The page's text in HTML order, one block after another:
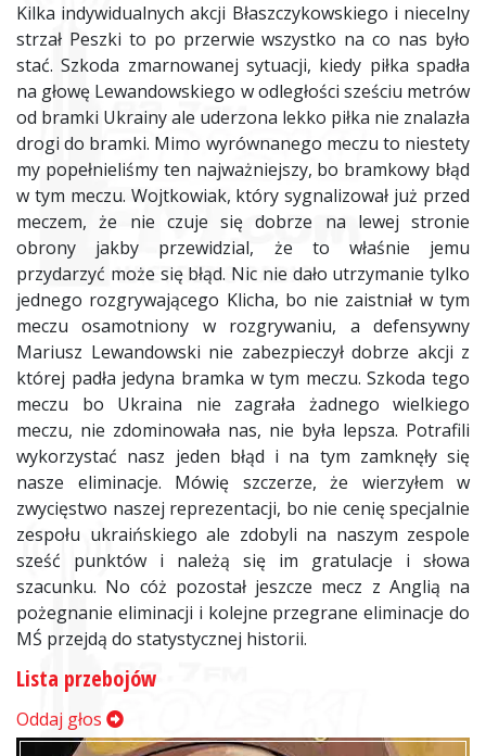
Kilka indywidualnych akcji Błaszczykowskiego i niecelny
strzał Peszki to po przerwie wszystko na co nas było
stać. Szkoda zmarnowanej sytuacji, kiedy piłka spadła
na głowę Lewandowskiego w odległości sześciu metrów
od bramki Ukrainy ale uderzona lekko piłka nie znalazła
drogi do bramki. Mimo wyrównanego meczu to niestety
my popełnieliśmy ten najważniejszy, bo bramkowy błąd
w tym meczu. Wojtkowiak, który sygnalizował już przed
meczem, że nie czuje się dobrze na lewej stronie
obrony jakby przewidzial, że to właśnie jemu
przydarzyć może się błąd. Nic nie dało utrzymanie tylko
jednego rozgrywającego Klicha, bo nie zaistniał w tym
meczu osamotniony w rozgrywaniu, a defensywny
Mariusz Lewandowski nie zabezpieczył dobrze akcji z
której padła jedyna bramka w tym meczu. Szkoda tego
meczu bo Ukraina nie zagrała żadnego wielkiego
meczu, nie zdominowała nas, nie była lepsza. Potrafili
wykorzystać nasz jeden błąd i na tym zamknęły się
nasze eliminacje. Mówię szczerze, że wierzyłem w
zwycięstwo naszej reprezentacji, bo nie cenię specjalnie
zespołu ukraińskiego ale zdobyli na naszym zespole
sześć punktów i należą się im gratulacje i słowa
szacunku. No cóż pozostał jeszcze mecz z Anglią na
pożegnanie eliminacji i kolejne przegrane eliminacje do
MŚ przejdą do statystycznej historii.
Lista przebojów
Oddaj głos